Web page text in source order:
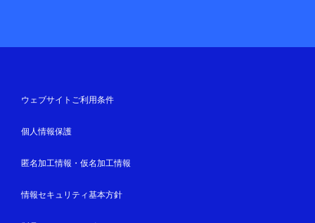
ウェブサイトご利用条件
個人情報保護
匿名加工情報・仮名加工情報
情報セキュリティ基本方針